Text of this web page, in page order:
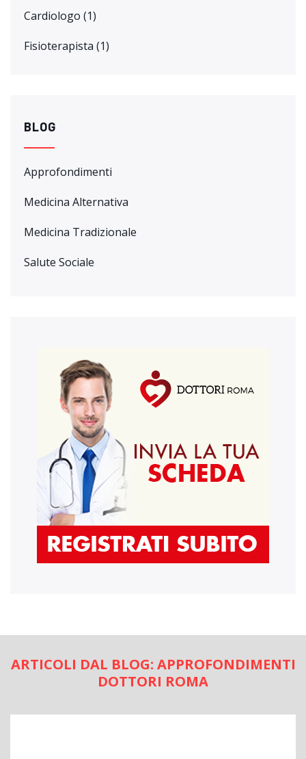
Cardiologo (1)
Fisioterapista (1)
BLOG
Approfondimenti
Medicina Alternativa
Medicina Tradizionale
Salute Sociale
ARTICOLI DAL BLOG: APPROFONDIMENTI
DOTTORI ROMA